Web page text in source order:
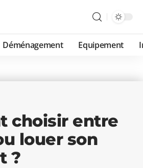
Déménagement Equipement
choisir entre
louer son
?